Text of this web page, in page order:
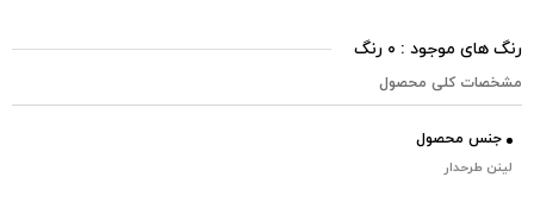
رنگ های موجود : ۰ رنگ
مشخصات کلی محصول
جنس محصول
لینن طرحدار